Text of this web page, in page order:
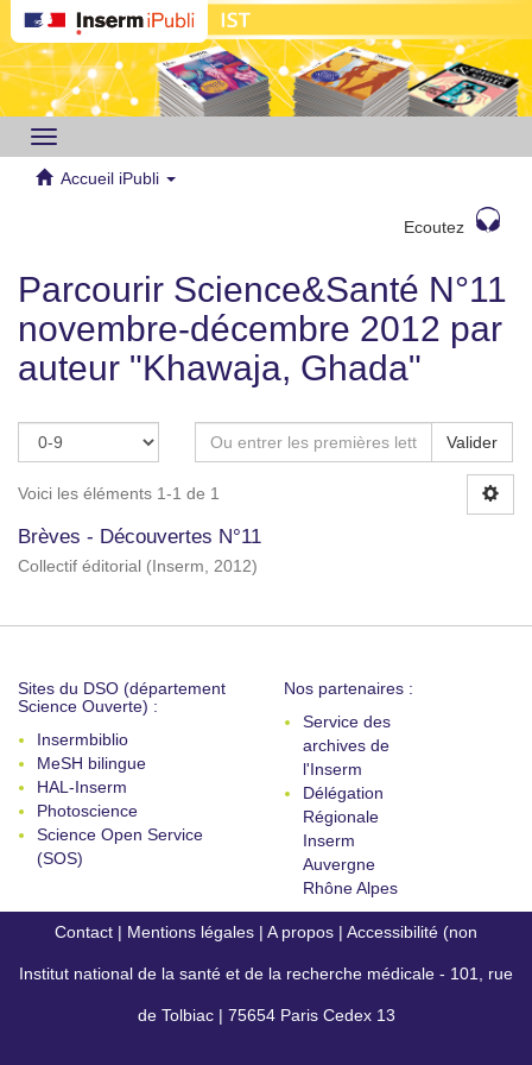
Toggle
navigation
Accueil iPubli
Ecoutez
Parcourir Science&Santé N°11
novembre-décembre 2012 par
auteur "Khawaja, Ghada"
Valider
Voici les éléments 1-1 de 1
Brèves - Découvertes N°11
Collectif éditorial ( Inserm, 2012)
Sites du DSO (département
Science Ouverte) :
Insermbiblio
MeSH bilingue
HAL-Inserm
Photoscience
Science Open Service
(SOS)
Nos partenaires :
Service des
archives de
l'Inserm
Délégation
Régionale
Inserm
Auvergne
Rhône Alpes
Contact | Mentions légales | A propos | Accessibilité (non
conforme)
Institut national de la santé et de la recherche médicale - 101, rue
de Tolbiac | 75654 Paris Cedex 13